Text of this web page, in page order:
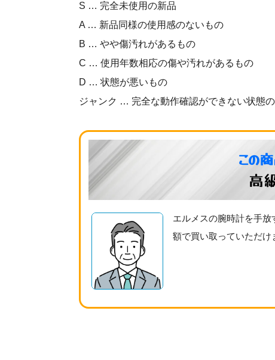
S … 完全未使用の新品
A … 新品同様の使用感のないもの
B … やや傷汚れがあるもの
C … 使用年数相応の傷や汚れがあるもの
D … 状態が悪いもの
ジャンク … 完全な動作確認ができない状態
この
高
エルメスの腕時計を手
額で買い取っていただけ